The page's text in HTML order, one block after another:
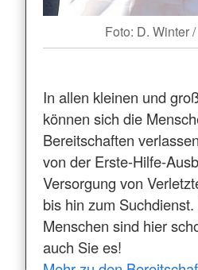
Foto: D. Winter
In allen kleinen und
können sich die
Bereitschaften
von der Erste-Hilfe-
Versorgung von
bis hin zum
Menschen sind hier
auch Sie es!